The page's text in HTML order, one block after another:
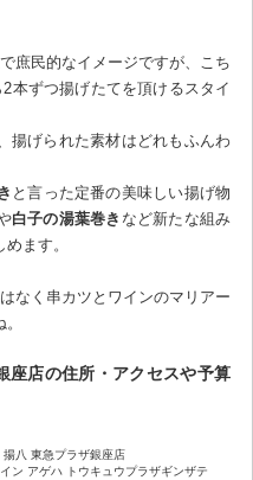
庶民的なイメージですが、こち
本ずつ揚げたてを頂けるスタイ
揚げられた素材はどれもふんわ
と言った定番の美味しい揚げ物
白子の湯葉巻き など新たな組み
ます。
なく串カツとワインのマリアー
座店の住所・アクセスや予算
揚八 東急プラザ銀座店
イン アゲハ トウキュウプラザギンザテ